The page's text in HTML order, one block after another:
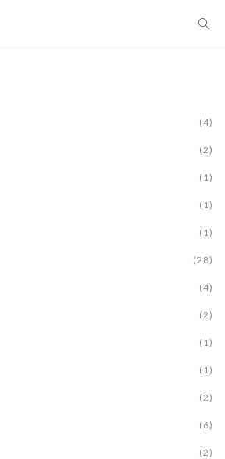
(4)
(2)
(1)
(1)
(1)
(28)
(4)
(2)
(1)
(1)
(2)
(6)
(2)